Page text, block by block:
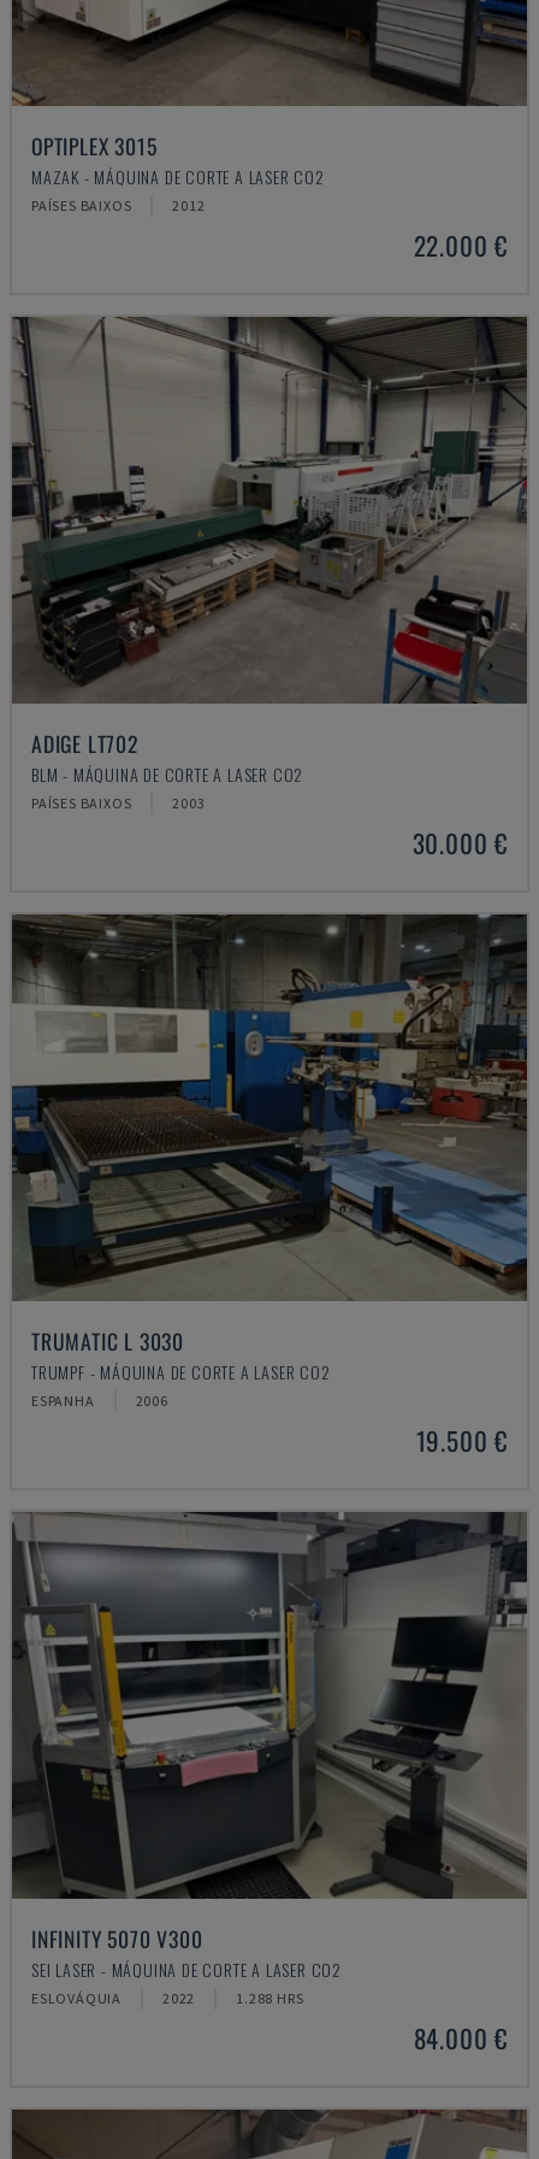
OPTIPLEX 3015
MAZAK - MÁQUINA DE CORTE A LASER CO2
PAÍSES BAIXOS 2012
22.000 €
ADIGE LT702
BLM - MÁQUINA DE CORTE A LASER CO2
PAÍSES BAIXOS 2003
30.000 €
TRUMATIC L 3030
TRUMPF - MÁQUINA DE CORTE A LASER CO2
ESPANHA 2006
19.500 €
INFINITY 5070 V300
SEI LASER - MÁQUINA DE CORTE A LASER CO2
ESLOVÁQUIA 2022 1.288 HRS
84.000 €